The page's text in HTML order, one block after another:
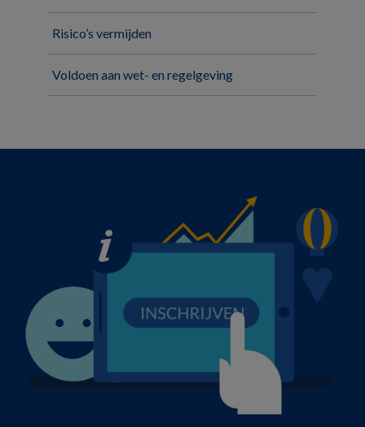
Risico’s vermijden
Voldoen aan wet- en regelgeving